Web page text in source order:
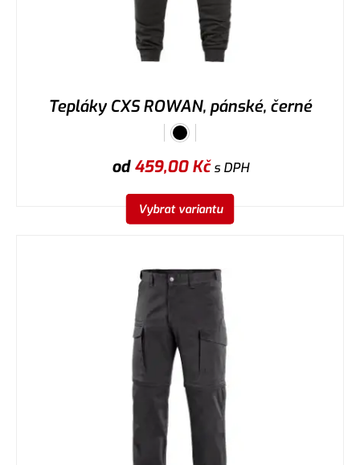
Tepláky CXS ROWAN, pánské, černé
od459,00Kčs DPH
Vybrat variantu